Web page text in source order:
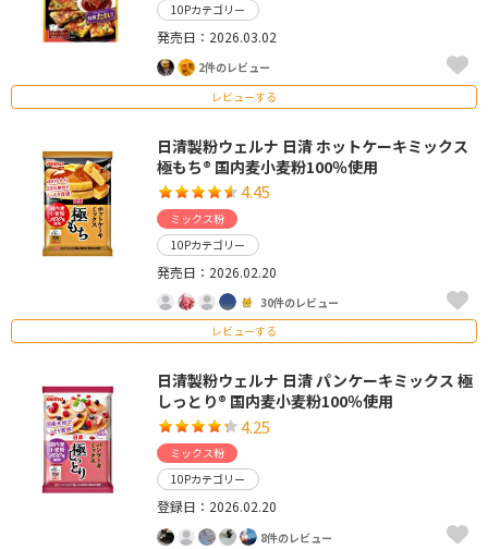
10Pカテゴリー
発売日：2026.03.02
2件のレビュー
レビューする
日清製粉ウェルナ 日清 ホットケーキミックス
極もち® 国内麦小麦粉100％使用
4.45
ミックス粉
10Pカテゴリー
発売日：2026.02.20
30件のレビュー
レビューする
日清製粉ウェルナ 日清 パンケーキミックス 極
しっとり® 国内麦小麦粉100％使用
4.25
ミックス粉
10Pカテゴリー
登録日：2026.02.20
8件のレビュー